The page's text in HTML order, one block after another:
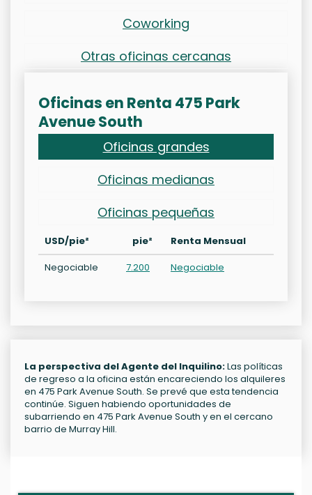
Coworking
Otras oficinas cercanas
Oficinas en Renta 475 Park
Avenue South
Oficinas grandes
Oficinas medianas
Oficinas pequeñas
USD/pie² pie²
Renta Mensual
Negociable
7.200 Negociable
La perspectiva del Agente del Inquilino:Las políticas
de regreso a la oficina están encareciendo los alquileres
en 475 Park Avenue South. Se prevé que esta tendencia
continúe. Siguen habiendo oportunidades de
subarriendo en 475 Park Avenue South y en el cercano
barrio de Murray Hill.